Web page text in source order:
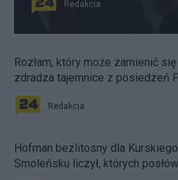
Redakcja
Rozłam, który może zamienić
zdradza tajemnice z posiedzeń
Redakcja
Hofman bezlitosny dla
Smoleńsku liczył, których